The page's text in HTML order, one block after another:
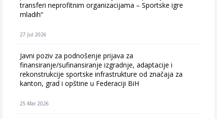
transferi neprofitnim organizacijama – Sportske igre
mladih“
27 Jul 2026
Javni poziv za podnošenje prijava za
finansiranje/sufinansiranje izgradnje, adaptacije i
rekonstrukcije sportske infrastrukture od značaja za
kanton, grad i opštine u Federaciji BiH
25 Mar 2026